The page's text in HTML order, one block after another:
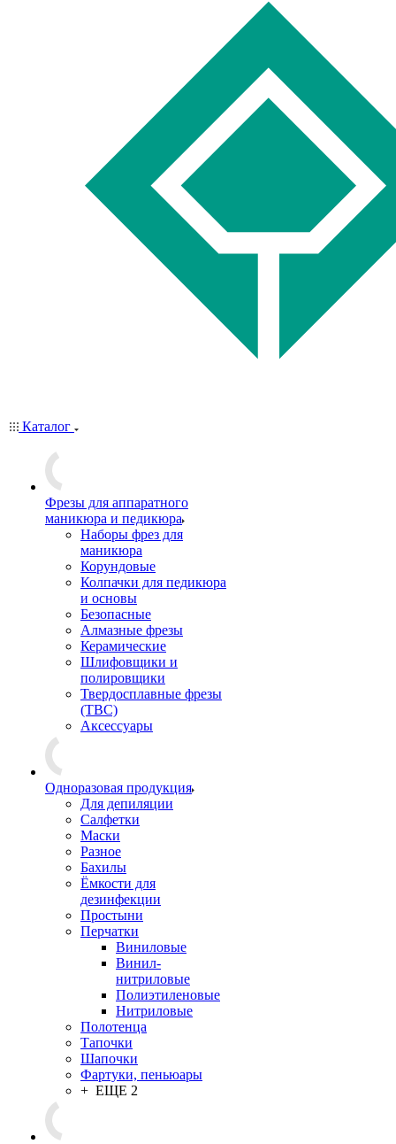
Каталог
Фрезы для аппаратного
маникюра и педикюра
Наборы фрез для
маникюра
Корундовые
Колпачки для педикюра
и основы
Безопасные
Алмазные фрезы
Керамические
Шлифовщики и
полировщики
Твердосплавные фрезы
(ТВС)
Аксессуары
Одноразовая продукция
Для депиляции
Салфетки
Маски
Разное
Бахилы
Ёмкости для
дезинфекции
Простыни
Перчатки
Виниловые
Винил-
нитриловые
Полиэтиленовые
Нитриловые
Полотенца
Тапочки
Шапочки
Фартуки, пеньюары
+ ЕЩЕ 2